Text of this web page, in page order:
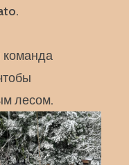
команда
лесом.